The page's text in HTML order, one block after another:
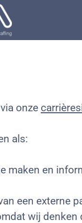
onze
als:
maken en
een externe
wij